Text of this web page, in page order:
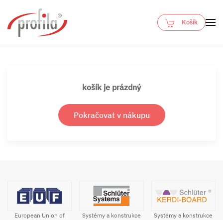
Skip to main content
Košík
košík je prázdný
Pokračovat v nákupu
European Union of
Systémy a konstrukce Systémy a konstrukce